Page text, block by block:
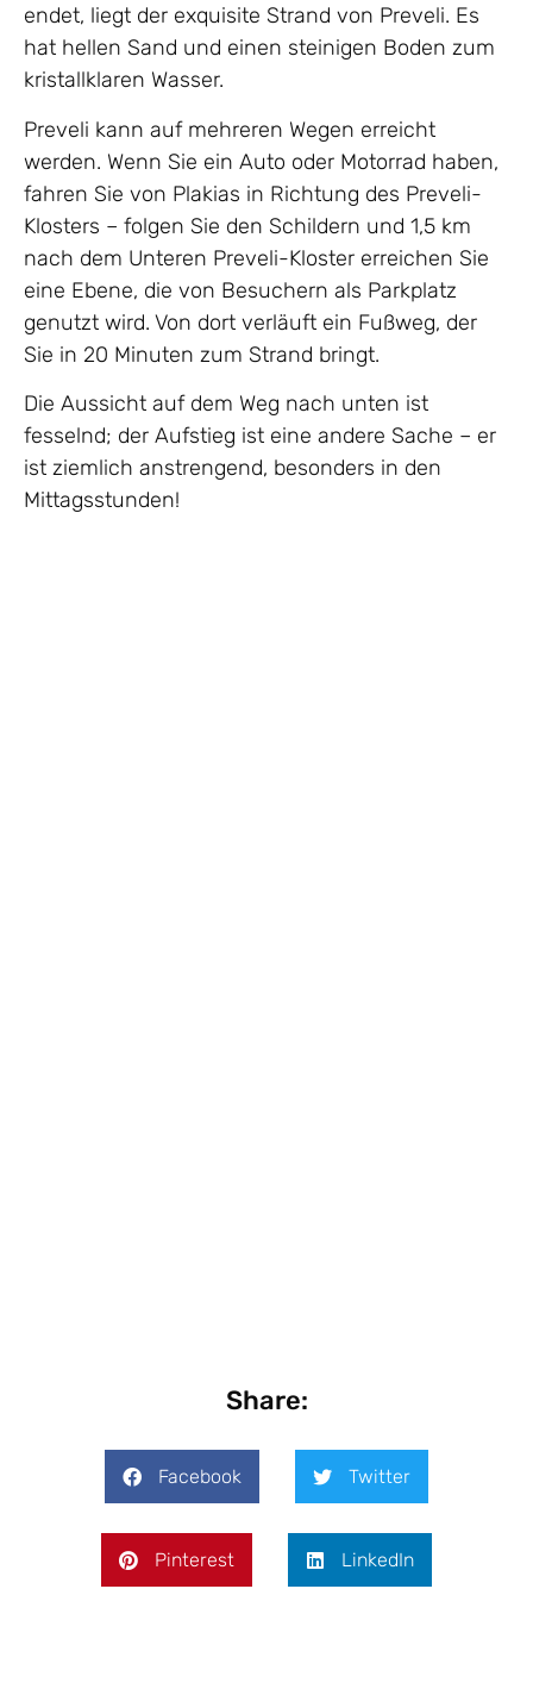
endet, liegt der exquisite Strand von Preveli. Es
hat hellen Sand und einen steinigen Boden zum
kristallklaren Wasser.
Preveli kann auf mehreren Wegen erreicht
werden. Wenn Sie ein Auto oder Motorrad haben,
fahren Sie von Plakias in Richtung des Preveli-
Klosters – folgen Sie den Schildern und 1,5 km
nach dem Unteren Preveli-Kloster erreichen Sie
eine Ebene, die von Besuchern als Parkplatz
genutzt wird. Von dort verläuft ein Fußweg, der
Sie in 20 Minuten zum Strand bringt.
Die Aussicht auf dem Weg nach unten ist
fesselnd; der Aufstieg ist eine andere Sache – er
ist ziemlich anstrengend, besonders in den
Mittagsstunden!
Share:
Facebook Twitter
Pinterest LinkedIn